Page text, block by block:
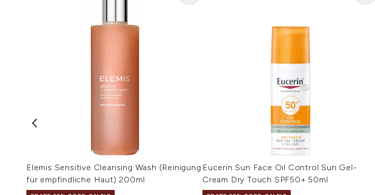
Elemis Sensitive Cleansing Wash (Reinigung
für empfindliche Haut) 200ml
Eucerin Sun Face Oil Control Sun Gel-
Cream Dry Touch SPF50+ 50ml